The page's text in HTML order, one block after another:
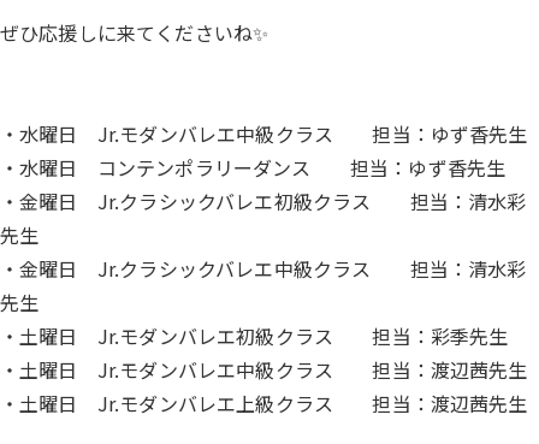
ぜひ応援しに来てくださいね✨
・水曜日 Jr.モダンバレエ中級クラス 担当：ゆず香先生
・水曜日 コンテンポラリーダンス 担当：ゆず香先生
・金曜日 Jr.クラシックバレエ初級クラス 担当：清水彩
先生
・金曜日 Jr.クラシックバレエ中級クラス 担当：清水彩
先生
・土曜日 Jr.モダンバレエ初級クラス 担当：彩季先生
・土曜日 Jr.モダンバレエ中級クラス 担当：渡辺茜先生
・土曜日 Jr.モダンバレエ上級クラス 担当：渡辺茜先生